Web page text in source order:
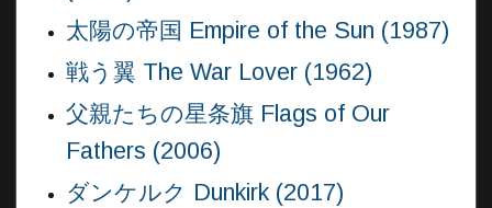
太陽の帝国 Empire of the Sun (1987)
戦う翼 The War Lover (1962)
父親たちの星条旗 Flags of Our
Fathers (2006)
ダンケルク Dunkirk (2017)